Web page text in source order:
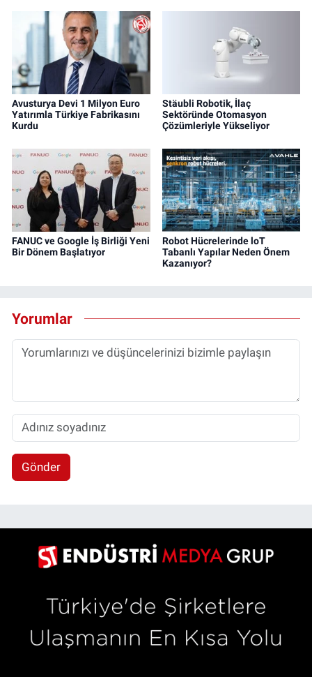
Avusturya Devi 1 Milyon Euro
Yatırımla Türkiye Fabrikasını
Kurdu
Stäubli Robotik, İlaç
Sektöründe Otomasyon
Çözümleriyle Yükseliyor
FANUC ve Google İş Birliği Yeni
Bir Dönem Başlatıyor
Robot Hücrelerinde loT
Tabanlı Yapılar Neden Önem
Kazanıyor?
Yorumlar
Gönder